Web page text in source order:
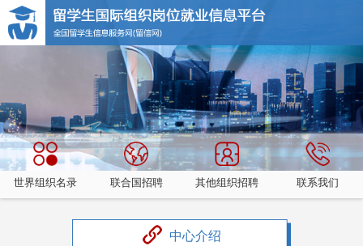
世界组织名录 联合国招聘 其他组织招聘 联系我们
中心介绍